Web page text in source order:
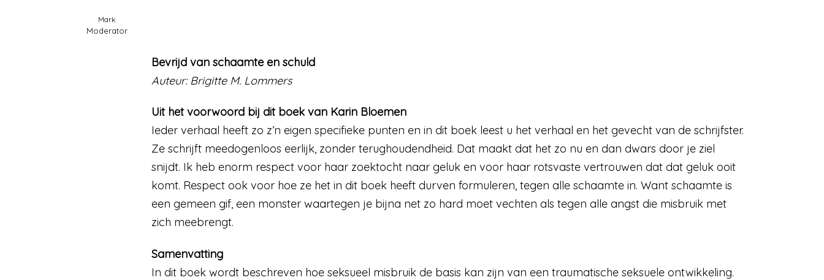
Mark
Moderator
Bevrijd van schaamte en schuld
Auteur: Brigitte M. Lommers
Uit het voorwoord bij dit boek van Karin Bloemen
Ieder verhaal heeft zo z’n eigen specifieke punten en in dit boek leest u het verhaal en het gevecht van de schrijfster.
Ze schrijft meedogenloos eerlijk, zonder terughoudendheid. Dat maakt dat het zo nu en dan dwars door je ziel
snijdt. Ik heb enorm respect voor haar zoektocht naar geluk en voor haar rotsvaste vertrouwen dat dat geluk ooit
komt. Respect ook voor hoe ze het in dit boek heeft durven formuleren, tegen alle schaamte in. Want schaamte is
een gemeen gif, een monster waartegen je bijna net zo hard moet vechten als tegen alle angst die misbruik met
zich meebrengt.
Samenvatting
In dit boek wordt beschreven hoe seksueel misbruik de basis kan zijn van een traumatische seksuele ontwikkeling.